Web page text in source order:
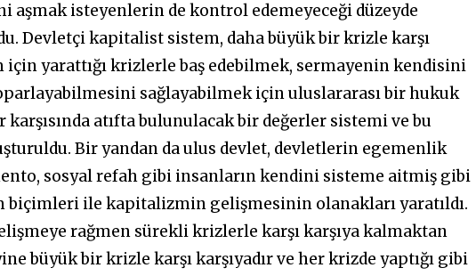
aşmak isteyenlerin de kontrol edemeyeceği düzeyde
Devletçi kapitalist sistem, daha büyük bir krizle karşı
için yarattığı krizlerle baş edebilmek, sermayenin kendisini
sağlayabilmek için uluslararası bir hukuk
atıfta bulunulacak bir değerler sistemi ve bu
Bir yandan da ulus devlet, devletlerin egemenlik
sosyal refah gibi insanların kendini sisteme aitmiş gibi
ile kapitalizmin gelişmesinin olanakları yaratıldı.
rağmen sürekli krizlerle karşı karşıya kalmaktan
büyük bir krizle karşı karşıyadır ve her krizde yaptığı gibi